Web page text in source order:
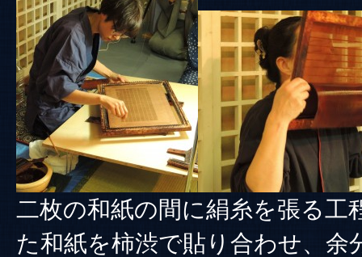
二枚の和紙の間に絹糸を張る工
た和紙を柿渋で貼り合わせ、余